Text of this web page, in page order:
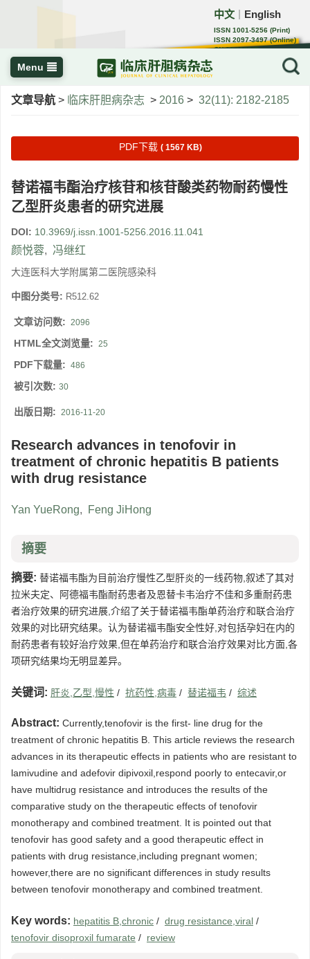
中文 English
ISSN 1001-5256 (Print)
ISSN 2097-3497 (Online)
CN 22-1108/R
Menu
文章导航 > 临床肝胆病杂志 > 2016 > 32(11): 2182-2185
PDF下载 ( 1567 KB)
替诺福韦酯治疗核苷和核苷酸类药物耐药慢性
乙型肝炎患者的研究进展
DOI: 10.3969/j.issn.1001-5256.2016.11.041
颜悦蓉, 冯继红
大连医科大学附属第二医院感染科
中图分类号: R512.62
文章访问数: 2096
HTML全文浏览量: 25
PDF下载量: 486
被引次数: 30
出版日期: 2016-11-20
Research advances in tenofovir in
treatment of chronic hepatitis B patients
with drug resistance
Yan YueRong, Feng JiHong
摘要
摘要: 替诺福韦酯为目前治疗慢性乙型肝炎的一线药物,叙述了其对
拉米夫定、阿德福韦酯耐药患者及恩替卡韦治疗不佳和多重耐药患
者治疗效果的研究进展,介绍了关于替诺福韦酯单药治疗和联合治疗
效果的对比研究结果。认为替诺福韦酯安全性好,对包括孕妇在内的
耐药患者有较好治疗效果,但在单药治疗和联合治疗效果对比方面,各
项研究结果均无明显差异。
关键词: 肝炎,乙型,慢性 / 抗药性,病毒 / 替诺福韦 / 综述
Abstract: Currently,tenofovir is the first- line drug for the
treatment of chronic hepatitis B. This article reviews the research
advances in its therapeutic effects in patients who are resistant to
lamivudine and adefovir dipivoxil,respond poorly to entecavir,or
have multidrug resistance and introduces the results of the
comparative study on the therapeutic effects of tenofovir
monotherapy and combined treatment. It is pointed out that
tenofovir has good safety and a good therapeutic effect in
patients with drug resistance,including pregnant women;
however,there are no significant differences in study results
between tenofovir monotherapy and combined treatment.
Key words: hepatitis B,chronic / drug resistance,viral /
tenofovir disoproxil fumarate / review